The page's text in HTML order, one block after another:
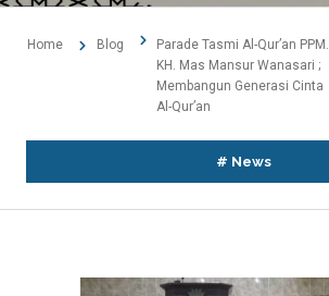
Home Blog
Parade Tasmi Al-Qur’an PPM.
KH. Mas Mansur Wanasari ;
Membangun Generasi Cinta
Al-Qur’an
# News